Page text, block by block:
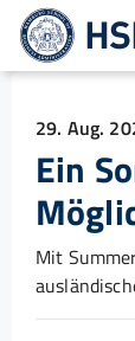
29. Aug.
Ein
Mit